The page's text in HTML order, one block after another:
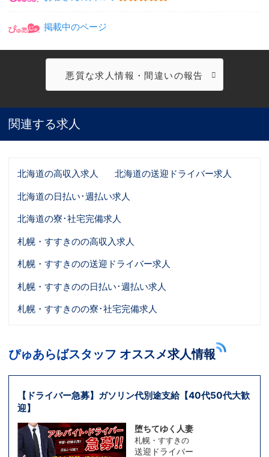
掲載中のページ
悪質な求人情報・間違いの報告
関連する求人
北海道の高収入求人
北海道の送迎ドライバー求人
北海道の日払い･週払い求人
北海道の寮･社宅完備求人
札幌・すすきのの高収入求人
札幌・すすきのの送迎ドライバー求人
札幌・すすきのの日払い･週払い求人
札幌・すすきのの寮･社宅完備求人
ぴゅあらばスタッフ オススメ求人情報
【ドライバー急募】ガソリン代別途支給【40代50代大歓
迎】
堕ちてゆく人妻
札幌・すすきの
送迎ドライバー